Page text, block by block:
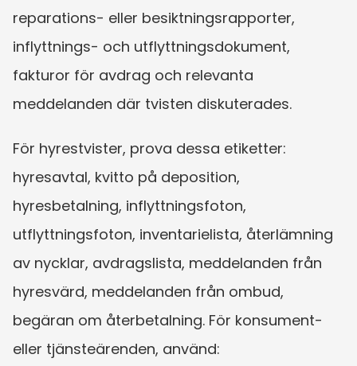
reparations- eller besiktningsrapporter,
inflyttnings- och utflyttningsdokument,
fakturor för avdrag och relevanta
meddelanden där tvisten diskuterades.
För hyrestvister, prova dessa etiketter:
hyresavtal, kvitto på deposition,
hyresbetalning, inflyttningsfoton,
utflyttningsfoton, inventarielista, återlämning
av nycklar, avdragslista, meddelanden från
hyresvärd, meddelanden från ombud,
begäran om återbetalning. För konsument-
eller tjänsteärenden, använd: